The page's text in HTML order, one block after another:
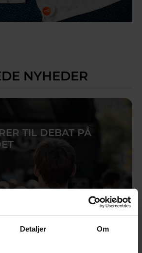
Detaljer Om
NYHEDER
TIL DEBAT PÅ